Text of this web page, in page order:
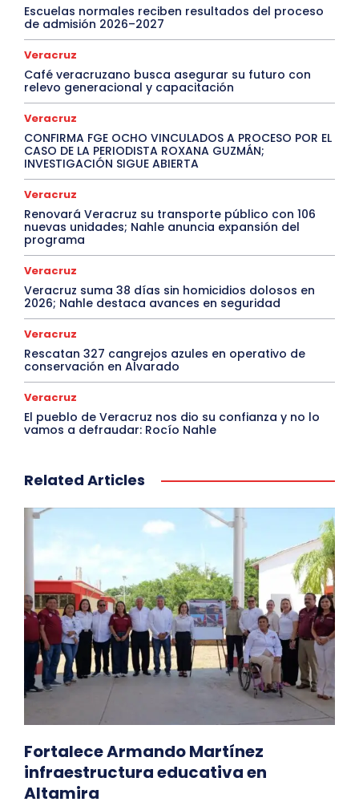
Escuelas normales reciben resultados del proceso
de admisión 2026–2027
Veracruz
Café veracruzano busca asegurar su futuro con
relevo generacional y capacitación
Veracruz
CONFIRMA FGE OCHO VINCULADOS A PROCESO POR EL
CASO DE LA PERIODISTA ROXANA GUZMÁN;
INVESTIGACIÓN SIGUE ABIERTA
Veracruz
Renovará Veracruz su transporte público con 106
nuevas unidades; Nahle anuncia expansión del
programa
Veracruz
Veracruz suma 38 días sin homicidios dolosos en
2026; Nahle destaca avances en seguridad
Veracruz
Rescatan 327 cangrejos azules en operativo de
conservación en Alvarado
Veracruz
El pueblo de Veracruz nos dio su confianza y no lo
vamos a defraudar: Rocío Nahle
Related Articles
Fortalece Armando Martínez
infraestructura educativa en
Altamira